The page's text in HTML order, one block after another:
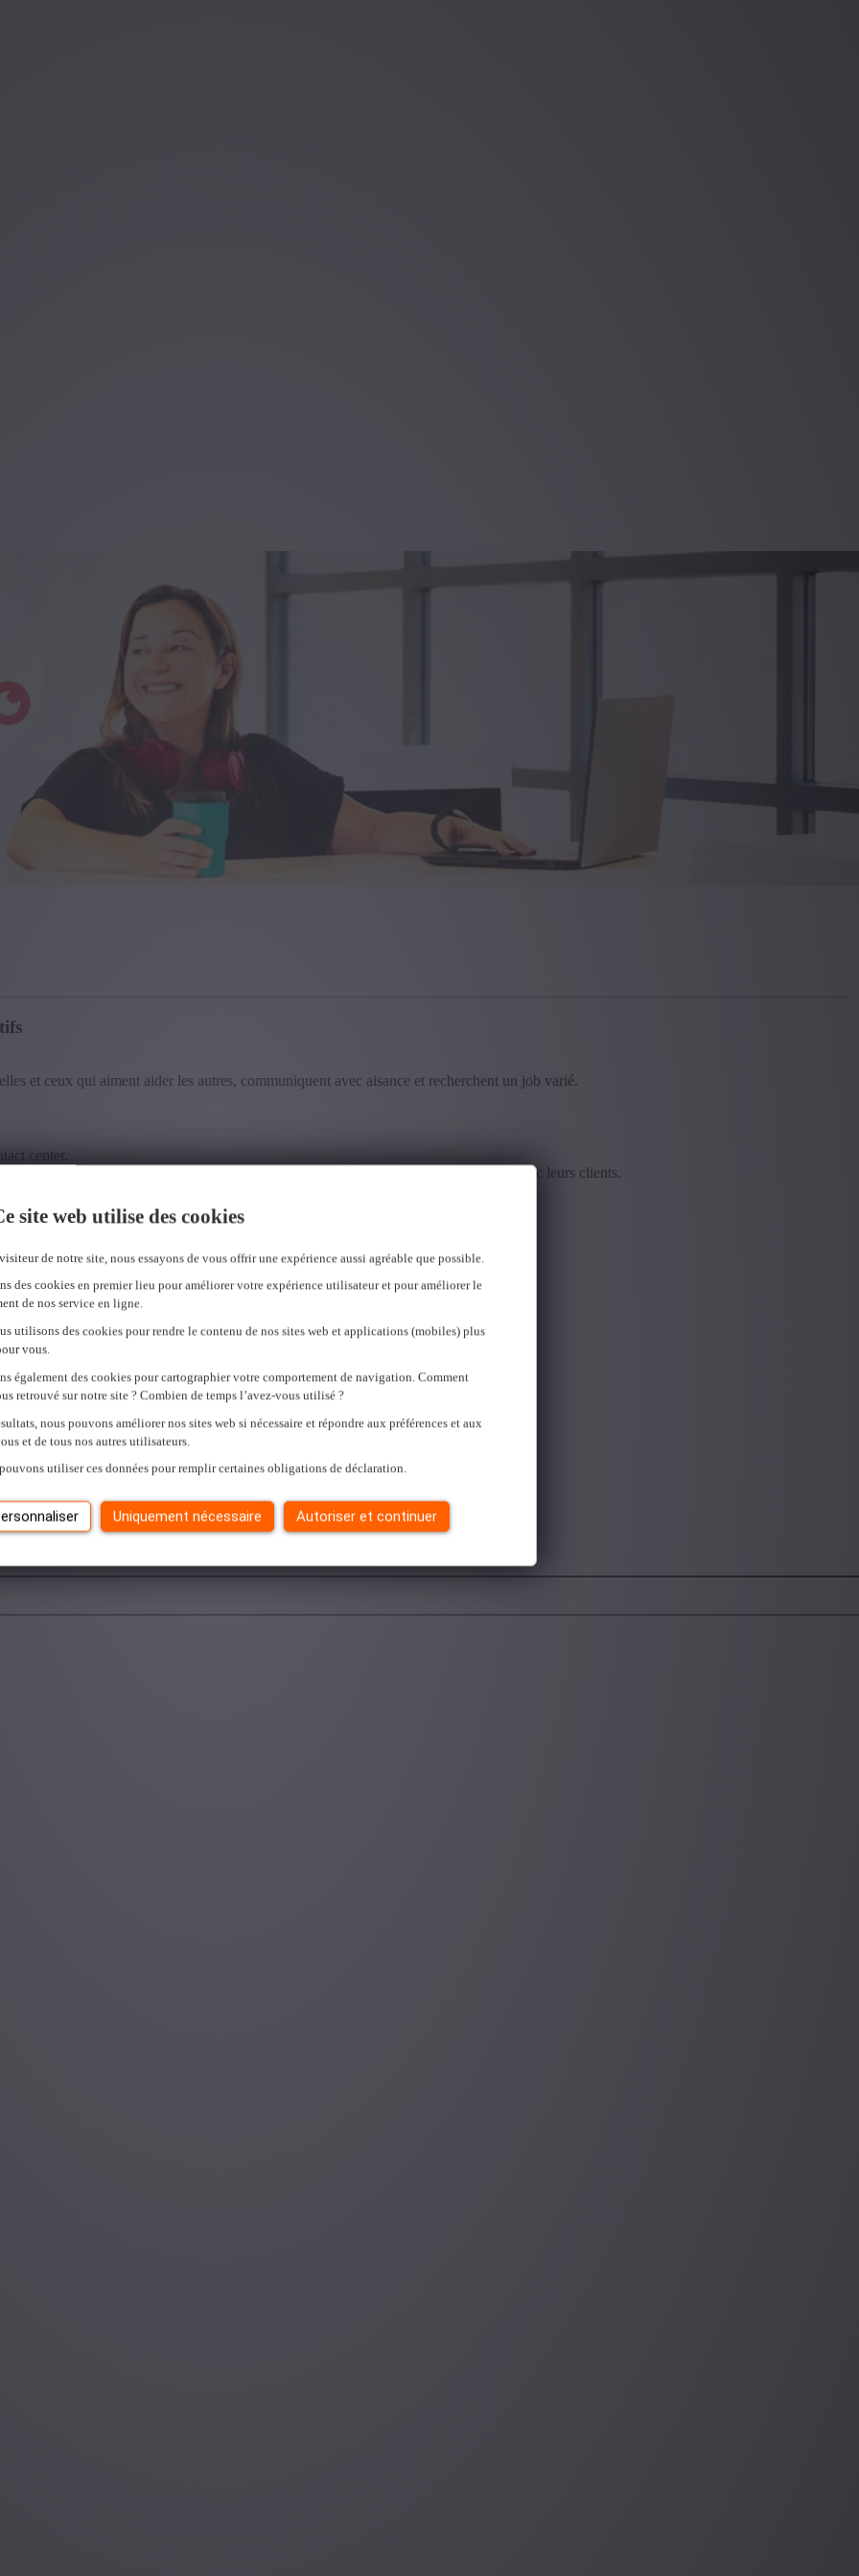
site web utilise des cookies
de notre site, nous essayons de vous offrir une expérience aussi agréable que possible.
des cookies en premier lieu pour améliorer votre expérience utilisateur et pour améliorer le
de nos service en ligne.
utilisons des cookies pour rendre le contenu de nos sites web et applications (mobiles) plus
vous.
également des cookies pour cartographier votre comportement de navigation. Comment
retrouvé sur notre site ? Combien de temps l’avez-vous utilisé ?
nous pouvons améliorer nos sites web si nécessaire et répondre aux préférences et aux
et de tous nos autres utilisateurs.
utiliser ces données pour remplir certaines obligations de déclaration.
Uniquement nécessaire Autoriser et continuer
et ceux qui aiment aider les autres, communiquent avec aisance et recherchent un job varié.
center.
accompagnent des entreprises et des organisations publiques dans leurs contacts avec leurs clients.
solutions.
à ce qu'ils terminent l'échange avec un sentiment positif.
passionnant.
votre motivation et votre attitude orientée client qui feront la différence.
N-Allo.
offres
et postulez facilement en ligne !
motivés vers un job qui leur correspond.